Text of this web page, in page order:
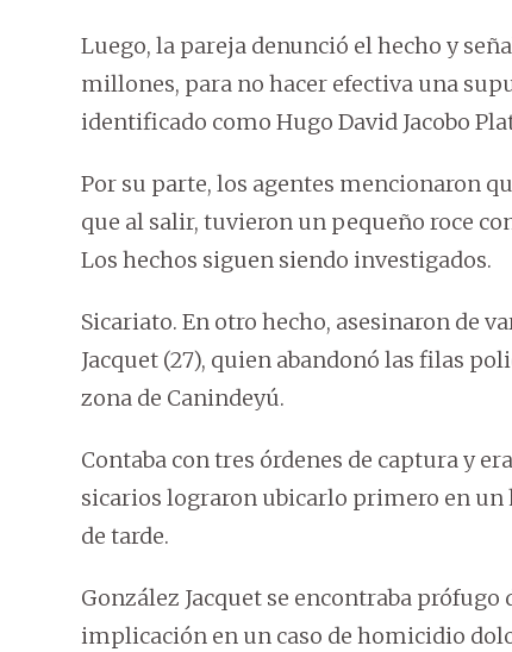
Luego, la pareja denunció el hecho y
millones, para no hacer efectiva una
identificado como Hugo David Jacobo
Por su parte, los agentes mencionaron
que al salir, tuvieron un pequeño roce
Los hechos siguen siendo investigados.
Sicariato. En otro hecho, asesinaron de
Jacquet (27), quien abandonó las filas
zona de Canindeyú.
Contaba con tres órdenes de captura y
sicarios lograron ubicarlo primero en un
de tarde.
González Jacquet se encontraba
implicación en un caso de homicidio